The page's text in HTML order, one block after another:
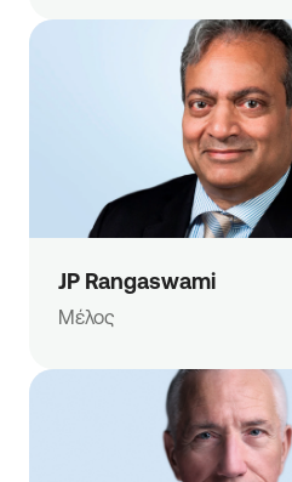
JP Rangaswami
Μέλος